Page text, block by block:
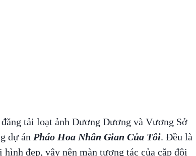
tải loạt ảnh Dương Dương và Vương Sở
dự án Pháo Hoa Nhân Gian Của Tôi. Đều là
đẹp, vậy nên màn tương tác của cặp đôi